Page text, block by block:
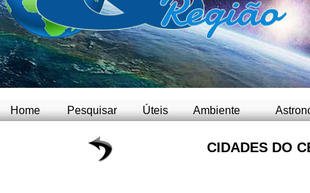
Home Pesquisar Úteis Ambiente
CIDADES DO